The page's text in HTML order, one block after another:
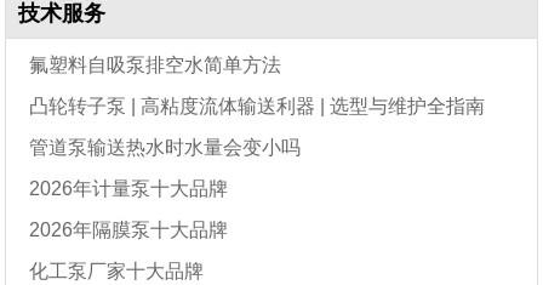
技术服务
氟塑料自吸泵排空水简单方法
凸轮转子泵 | 高粘度流体输送利器 | 选型与维护全指南
管道泵输送热水时水量会变小吗
2026年计量泵十大品牌
2026年隔膜泵十大品牌
化工泵厂家十大品牌